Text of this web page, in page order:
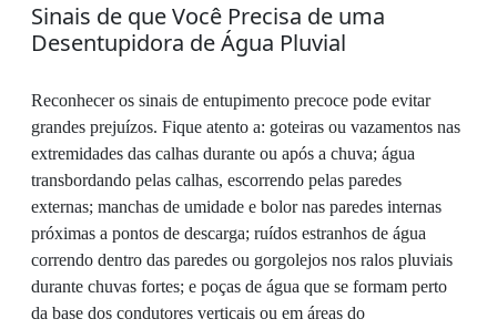
Sinais de que Você Precisa de uma
Desentupidora de Água Pluvial
Reconhecer os sinais de entupimento precoce pode evitar
grandes prejuízos. Fique atento a: goteiras ou vazamentos nas
extremidades das calhas durante ou após a chuva; água
transbordando pelas calhas, escorrendo pelas paredes
externas; manchas de umidade e bolor nas paredes internas
próximas a pontos de descarga; ruídos estranhos de água
correndo dentro das paredes ou gorgolejos nos ralos pluviais
durante chuvas fortes; e poças de água que se formam perto
da base dos condutores verticais ou em áreas do